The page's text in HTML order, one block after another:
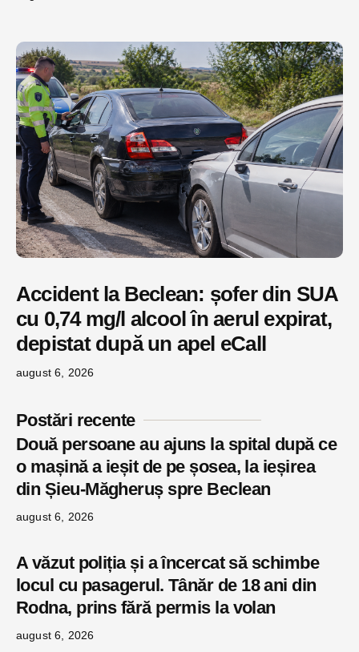
Accident la Beclean: șofer din SUA
cu 0,74 mg/l alcool în aerul expirat,
depistat după un apel eCall
august 6, 2026
Postări recente
Două persoane au ajuns la spital după ce
o mașină a ieșit de pe șosea, la ieșirea
din Șieu-Măgheruș spre Beclean
august 6, 2026
A văzut poliția și a încercat să schimbe
locul cu pasagerul. Tânăr de 18 ani din
Rodna, prins fără permis la volan
august 6, 2026